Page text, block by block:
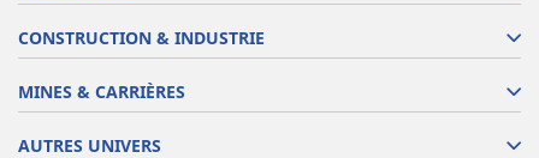
CONSTRUCTION & INDUSTRIE
MINES & CARRIÈRES
AUTRES UNIVERS